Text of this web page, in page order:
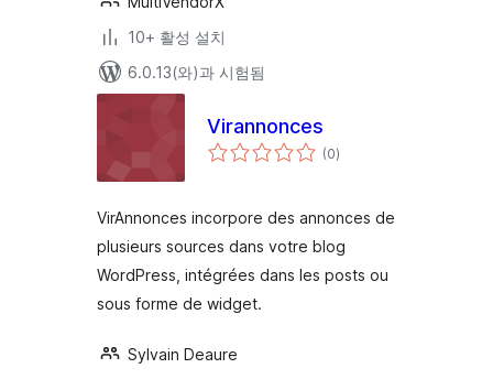
10+ 활성 설치
6.0.13(와)과 시험됨
Virannonces
(0전
체)
VirAnnonces incorpore des annonces de
plusieurs sources dans votre blog
WordPress, intégrées dans les posts ou
sous forme de widget.
Sylvain Deaure